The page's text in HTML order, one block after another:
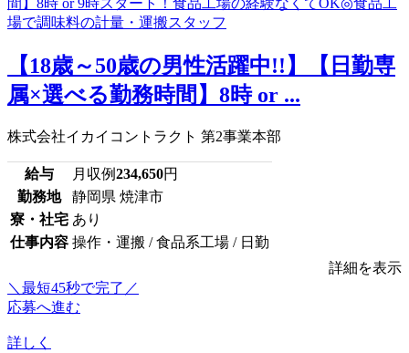
【18歳～50歳の男性活躍中!!】【日勤専
属×選べる勤務時間】8時 or ...
株式会社イカイコントラクト 第2事業本部
給与 月収例234,650円
勤務地
静岡県 焼津市
寮・社宅 あり
仕事内容 操作・運搬 / 食品系工場 / 日勤
詳細を表示
＼最短45秒で完了／
応募へ進む
詳しく